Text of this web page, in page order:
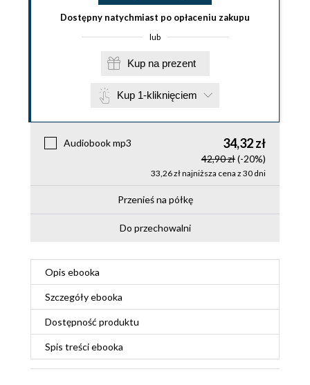
Dostępny natychmiast po opłaceniu zakupu
lub
Kup na prezent
Kup 1-kliknięciem
Audiobook mp3 34,32 zł
42,90 zł(-20%)
33,26 zł najniższa cena z 30 dni
Przenieś na półkę
Do przechowalni
Opis ebooka
Szczegółyebooka
Dostępność produktu
Spis treściebooka